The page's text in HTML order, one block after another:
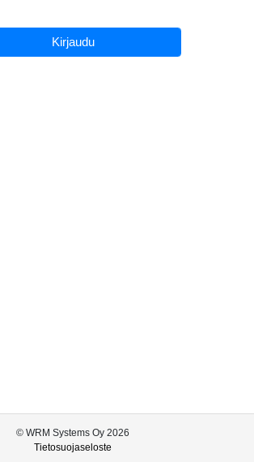
Kirjaudu
© WRM Systems Oy 2026
Tietosuojaseloste